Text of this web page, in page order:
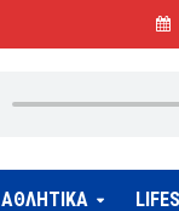
ΑΘΛΗΤΙΚΑ